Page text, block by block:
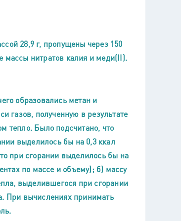
28,9 г, пропущены через 150
массы нитратов калия и меди(II).
образовались метан и
газов, полученную в результате
тепло. Было подсчитано, что
выделилось бы на 0,3 ккал
при сгорании выделилось бы на
по массе и объему); б) массу
выделившегося при сгорании
При вычислениях принимать